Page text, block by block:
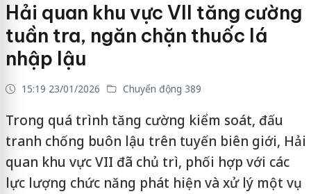
Hải quan khu vực VII tăng cường
tuần tra, ngăn chặn thuốc lá
nhập lậu
15:19 23/01/2026 Chuyển động 389
Trong quá trình tăng cường kiểm soát, đấu
tranh chống buôn lậu trên tuyến biên giới, Hải
quan khu vực VII đã chủ trì, phối hợp với các
lực lượng chức năng phát hiện và xử lý một vụ